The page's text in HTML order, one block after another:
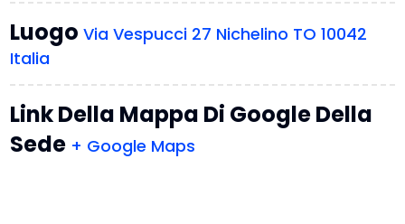
LuogoVia Vespucci 27 Nichelino TO 10042
Italia
Link Della Mappa Di Google Della
Sede + Google Maps